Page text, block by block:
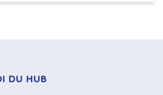
DU HUB